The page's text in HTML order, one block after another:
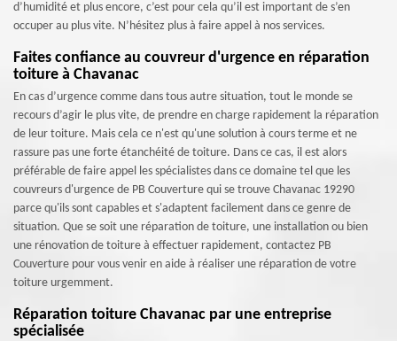
d’humidité et plus encore, c’est pour cela qu’il est important de s’en
occuper au plus vite. N’hésitez plus à faire appel à nos services.
Faites confiance au couvreur d'urgence en réparation
toiture à Chavanac
En cas d’urgence comme dans tous autre situation, tout le monde se
recours d’agir le plus vite, de prendre en charge rapidement la réparation
de leur toiture. Mais cela ce n'est qu'une solution à cours terme et ne
rassure pas une forte étanchéité de toiture. Dans ce cas, il est alors
préférable de faire appel les spécialistes dans ce domaine tel que les
couvreurs d'urgence de PB Couverture qui se trouve Chavanac 19290
parce qu'ils sont capables et s'adaptent facilement dans ce genre de
situation. Que se soit une réparation de toiture, une installation ou bien
une rénovation de toiture à effectuer rapidement, contactez PB
Couverture pour vous venir en aide à réaliser une réparation de votre
toiture urgemment.
Réparation toiture Chavanac par une entreprise
spécialisée